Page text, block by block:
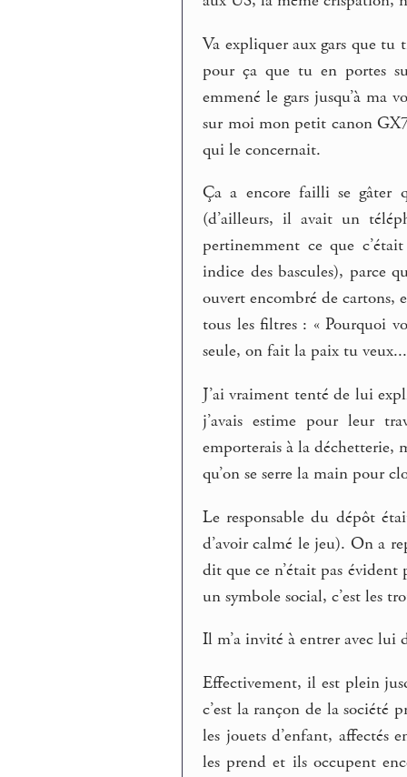
Va expliquer aux gars que tu
pour ça que tu en portes
emmené le gars jusqu’à ma
sur moi mon petit canon
qui le concernait.
Ça a encore failli se gâter
(d’ailleurs, il avait un
pertinemment ce que
indice des bascules), parce
ouvert encombré de
tous les filtres : « Pourquoi
seule, on fait la paix tu veux...
J’ai vraiment tenté de lui
j’avais estime pour leur
emporterais à la déchetterie,
qu’on se serre la main pour
Le responsable du dépôt
d’avoir calmé le jeu). On a
dit que ce n’était pas évident
un symbole social, c’est les
Il m’a invité à entrer avec lui
Effectivement, il est plein
c’est la rançon de la société
les jouets d’enfant, affectés
les prend et ils occupent